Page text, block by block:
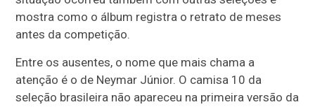
mostra como o álbum registra o retrato de meses
antes da competição.
Entre os ausentes, o nome que mais chama a
atenção é o de Neymar Júnior. O camisa 10 da
seleção brasileira não apareceu na primeira versão da